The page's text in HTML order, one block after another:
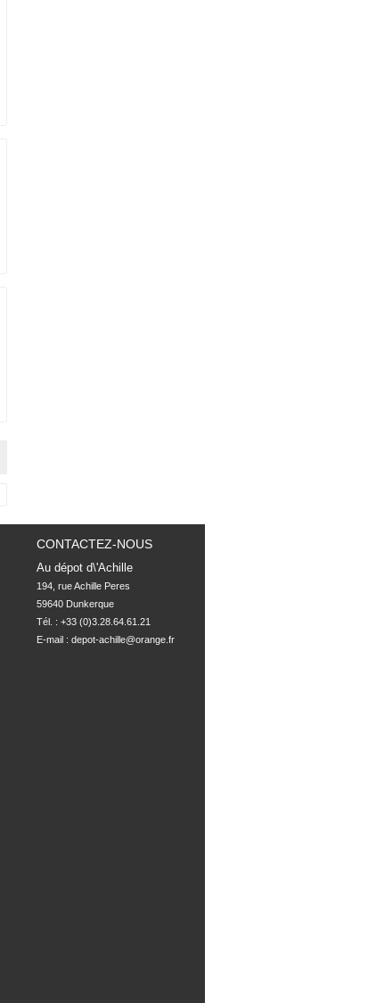
CONTACTEZ-NOUS
Au dépot d\'Achille
194, rue Achille Peres
59640 Dunkerque
Tél. : +33 (0)3.28.64.61.21
E-mail : depot-achille@orange.fr